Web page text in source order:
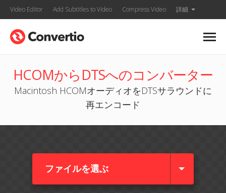
Video Editor Add Subtitles to Video Compress Video 詳細
HCOMからDTSへのコンバーター
Macintosh HCOMオーディオをDTSサラウンドに
再エンコード
ファイルを選ぶ